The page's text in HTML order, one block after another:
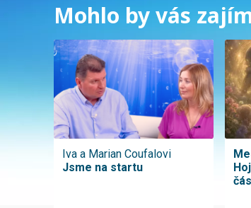
Mohlo by vás
Iva a Marian Coufalovi
Jsme na startu